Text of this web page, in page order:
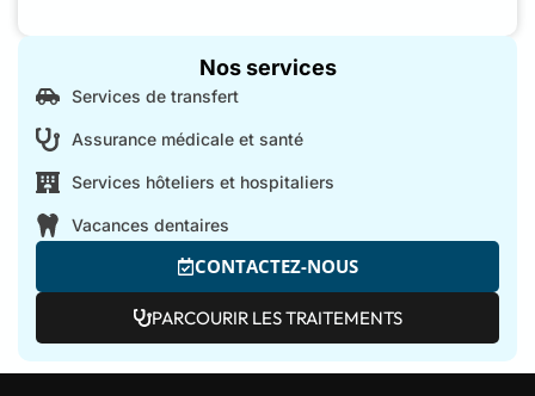
Nos services
Services de transfert
Assurance médicale et santé
Services hôteliers et hospitaliers
Vacances dentaires
CONTACTEZ-NOUS
PARCOURIR LES TRAITEMENTS